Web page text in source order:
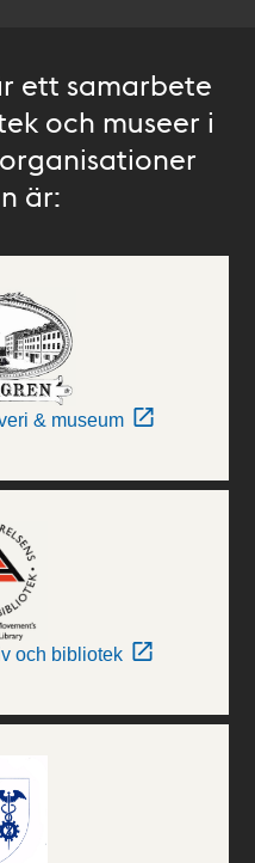
ett samarbete
och museer i
är:
& museum
och bibliotek